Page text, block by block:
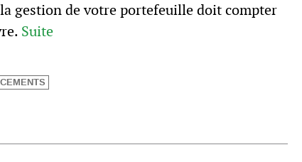
gestion de votre portefeuille doit compter
Suite